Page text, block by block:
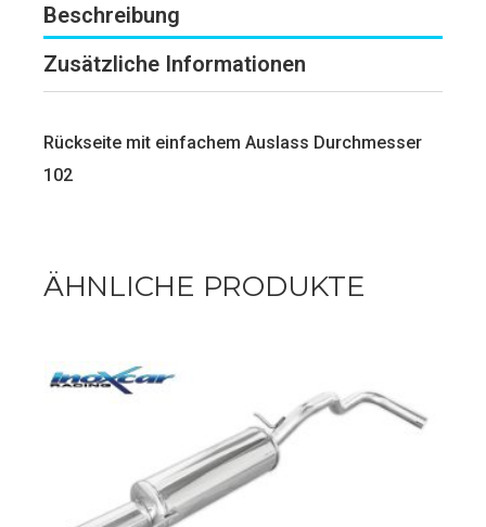
Beschreibung
Zusätzliche Informationen
Rückseite mit einfachem Auslass Durchmesser
102
ÄHNLICHE PRODUKTE